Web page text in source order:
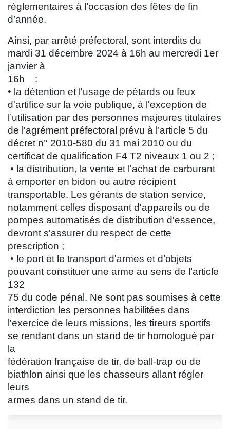
réglementaires à l’occasion des fêtes de fin
d’année.
Ainsi, par arrêté préfectoral, sont interdits du
mardi 31 décembre 2024 à 16h au mercredi 1er
janvier à
16h :
• la détention et l'usage de pétards ou feux
d'artifice sur la voie publique, à l'exception de
l’utilisation par des personnes majeures titulaires
de l'agrément préfectoral prévu à l’article 5 du
décret n° 2010-580 du 31 mai 2010 ou du
certificat de qualification F4 T2 niveaux 1 ou 2 ;
• la distribution, la vente et l'achat de carburant
à emporter en bidon ou autre récipient
transportable. Les gérants de station service,
notamment celles disposant d'appareils ou de
pompes automatisés de distribution d'essence,
devront s'assurer du respect de cette
prescription ;
• le port et le transport d'armes et d’objets
pouvant constituer une arme au sens de l’article
132
75 du code pénal. Ne sont pas soumises à cette
interdiction les personnes habilitées dans
l'exercice de leurs missions, les tireurs sportifs
se rendant dans un stand de tir homologué par
la
fédération française de tir, de ball-trap ou de
biathlon ainsi que les chasseurs allant régler
leurs
armes dans un stand de tir.